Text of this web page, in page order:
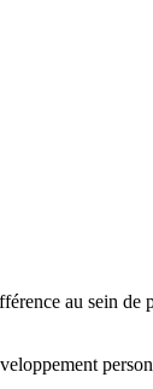
au sein de